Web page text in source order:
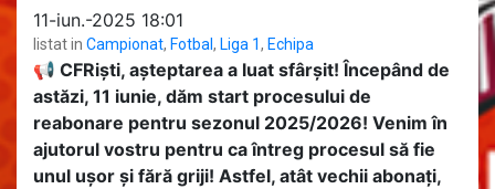
11-iun.-2025 18:01
listat in Campionat, Fotbal, Liga 1, Echipa
📢 CFRiști, așteptarea a luat sfârșit! Începând de
astăzi, 11 iunie, dăm start procesului de
reabonare pentru sezonul 2025/2026! Venim în
ajutorul vostru pentru ca întreg procesul să fie
unul ușor și fără griji! Astfel, atât vechii abonați,